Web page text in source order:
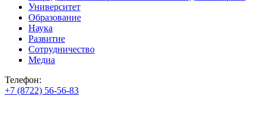
Университет
Образование
Наука
Развитие
Сотрудничество
Медиа
Телефон:
+7 (8722) 56-56-83